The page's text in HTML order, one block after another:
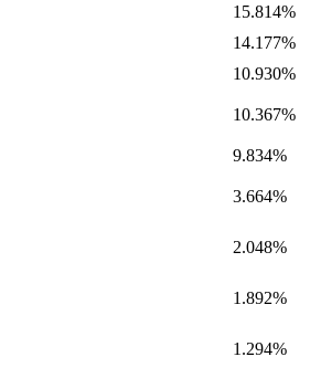
15.814%
14.177%
10.930%
10.367%
9.834%
3.664%
2.048%
1.892%
1.294%